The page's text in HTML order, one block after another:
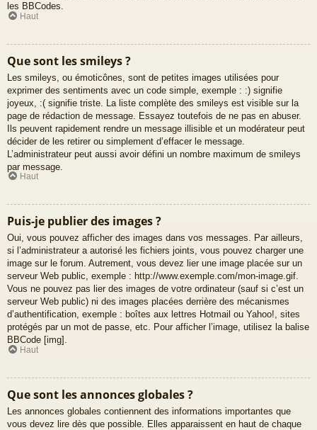
les BBCodes.
Haut
Que sont les smileys ?
Les smileys, ou émoticônes, sont de petites images utilisées pour
exprimer des sentiments avec un code simple, exemple : :) signifie
joyeux, :( signifie triste. La liste complète des smileys est visible sur la
page de rédaction de message. Essayez toutefois de ne pas en abuser.
Ils peuvent rapidement rendre un message illisible et un modérateur peut
décider de les retirer ou simplement d’effacer le message.
L’administrateur peut aussi avoir défini un nombre maximum de smileys
par message.
Haut
Puis-je publier des images ?
Oui, vous pouvez afficher des images dans vos messages. Par ailleurs,
si l’administrateur a autorisé les fichiers joints, vous pouvez charger une
image sur le forum. Autrement, vous devez lier une image placée sur un
serveur Web public, exemple : http://www.exemple.com/mon-image.gif.
Vous ne pouvez pas lier des images de votre ordinateur (sauf si c’est un
serveur Web public) ni des images placées derrière des mécanismes
d’authentification, exemple : boîtes aux lettres Hotmail ou Yahoo!, sites
protégés par un mot de passe, etc. Pour afficher l’image, utilisez la balise
BBCode [img].
Haut
Que sont les annonces globales ?
Les annonces globales contiennent des informations importantes que
vous devez lire dès que possible. Elles apparaissent en haut de chaque